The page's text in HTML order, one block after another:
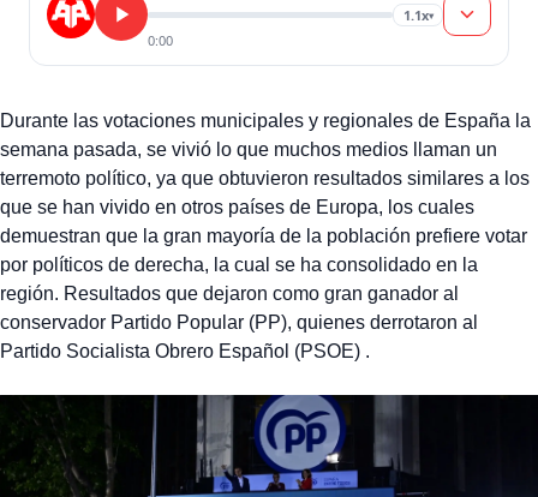
1.1x▾
0:00
Durante las votaciones municipales y regionales de España la
semana pasada, se vivió lo que muchos medios llaman un
terremoto político, ya que obtuvieron resultados similares a los
que se han vivido en otros países de Europa, los cuales
demuestran que la gran mayoría de la población prefiere votar
por políticos de derecha, la cual se ha consolidado en la
región. Resultados que dejaron como gran ganador al
conservador Partido Popular (PP), quienes derrotaron al
Partido Socialista Obrero Español (PSOE) .